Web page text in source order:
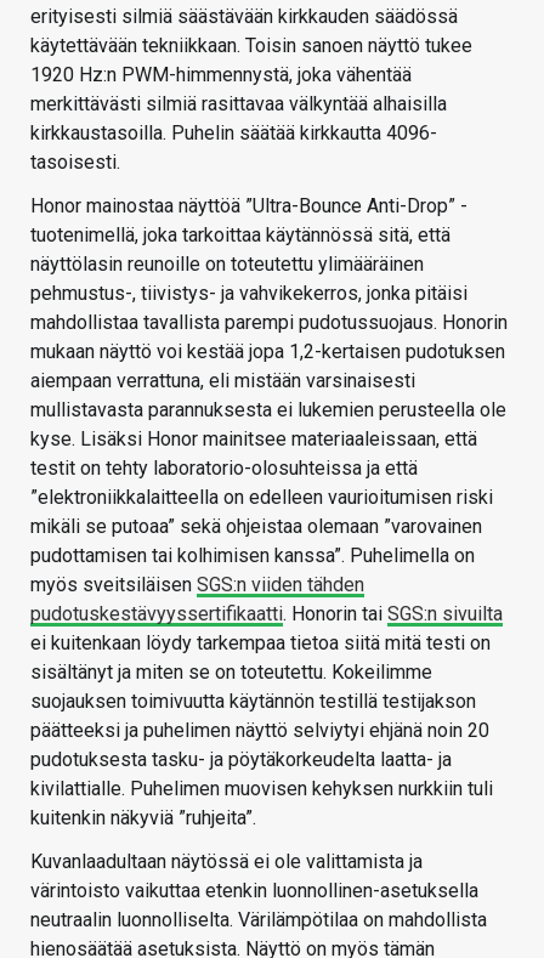
erityisesti silmiä säästävään kirkkauden säädössä
käytettävään tekniikkaan. Toisin sanoen näyttö tukee
1920 Hz:n PWM-himmennystä, joka vähentää
merkittävästi silmiä rasittavaa välkyntää alhaisilla
kirkkaustasoilla. Puhelin säätää kirkkautta 4096-
tasoisesti.
Honor mainostaa näyttöä ”Ultra-Bounce Anti-Drop” -
tuotenimellä, joka tarkoittaa käytännössä sitä, että
näyttölasin reunoille on toteutettu ylimääräinen
pehmustus-, tiivistys- ja vahvikekerros, jonka pitäisi
mahdollistaa tavallista parempi pudotussuojaus. Honorin
mukaan näyttö voi kestää jopa 1,2-kertaisen pudotuksen
aiempaan verrattuna, eli mistään varsinaisesti
mullistavasta parannuksesta ei lukemien perusteella ole
kyse. Lisäksi Honor mainitsee materiaaleissaan, että
testit on tehty laboratorio-olosuhteissa ja että
”elektroniikkalaitteella on edelleen vaurioitumisen riski
mikäli se putoaa” sekä ohjeistaa olemaan ”varovainen
pudottamisen tai kolhimisen kanssa”. Puhelimella on
myös sveitsiläisen SGS:n viiden tähden
pudotuskestävyyssertifikaatti. Honorin tai SGS:n sivuilta
ei kuitenkaan löydy tarkempaa tietoa siitä mitä testi on
sisältänyt ja miten se on toteutettu. Kokeilimme
suojauksen toimivuutta käytännön testillä testijakson
päätteeksi ja puhelimen näyttö selviytyi ehjänä noin 20
pudotuksesta tasku- ja pöytäkorkeudelta laatta- ja
kivilattialle. Puhelimen muovisen kehyksen nurkkiin tuli
kuitenkin näkyviä ”ruhjeita”.
Kuvanlaadultaan näytössä ei ole valittamista ja
värintoisto vaikuttaa etenkin luonnollinen-asetuksella
neutraalin luonnolliselta. Värilämpötilaa on mahdollista
hienosäätää asetuksista. Näyttö on myös tämän